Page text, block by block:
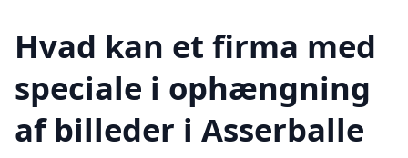
Hvad kan et firma med
speciale i ophængning
af billeder i Asserballe